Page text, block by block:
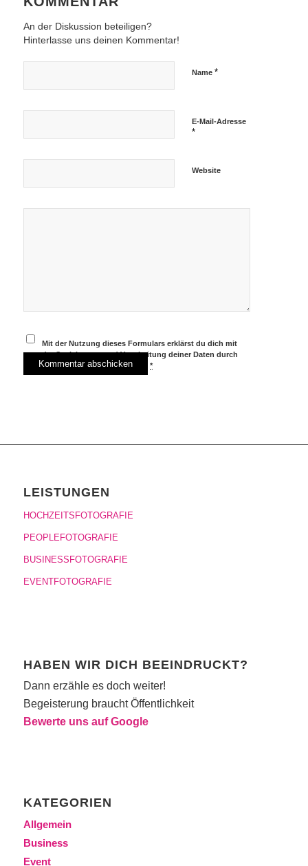
An der Diskussion beteiligen?
Hinterlasse uns deinen Kommentar!
Name *
E-Mail-Adresse
*
Website
Mit der Nutzung dieses Formulars erklärst du dich mit
der Speicherung und Verarbeitung deiner Daten durch
diese Website einverstanden.*
LEISTUNGEN
HOCHZEITSFOTOGRAFIE
PEOPLEFOTOGRAFIE
BUSINESSFOTOGRAFIE
EVENTFOTOGRAFIE
HABEN WIR DICH BEEINDRUCKT?
Dann erzähle es doch weiter!
Begeisterung braucht Öffentlichkeit
Bewerte uns auf Google
KATEGORIEN
Allgemein
Business
Event